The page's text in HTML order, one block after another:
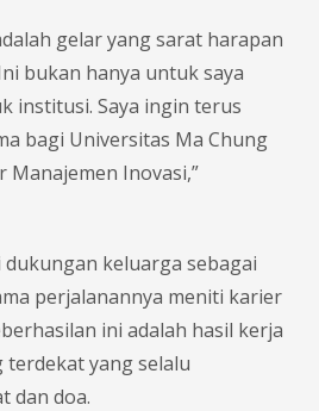
gelar yang sarat harapan
bukan hanya untuk saya
institusi. Saya ingin terus
bagi Universitas Ma Chung
Inovasi,”
keluarga sebagai
perjalanannya meniti karier
ini adalah hasil kerja
yang selalu
dan doa.